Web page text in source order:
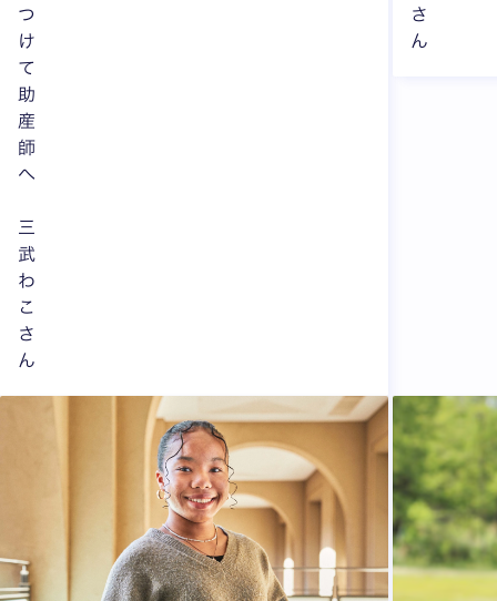
つ
け
て
助
産
師
へ
三
武
わ
こ
さ
ん
さ
ん